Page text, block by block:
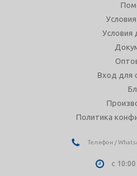
Условия
Вход для
Политика
Телефон /
с